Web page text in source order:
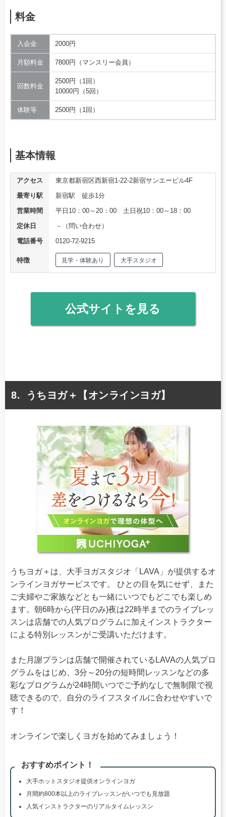
料金
入会金 2000円
月額料金 7800円（マンスリー会員）
回数料金
2500円（1回）
10000円（5回）
体験等 2500円（1回）
基本情報
アクセス
東京都新宿区西新宿1-22-2新宿サンエービル4F
最寄り駅
新宿駅 徒歩1分
営業時間
平日10：00～20：00 土日祝10：00～18：00
定休日
－（問い合わせ）
電話番号
0120-72-9215
特徴 見学・体験あり 大手スタジオ
公式サイトを見る
うちヨガ＋【オンラインヨガ】
うちヨガ＋は、大手ヨガスタジオ「LAVA」が提供するオ
ンラインヨガサービスです。 ひとの目を気にせず、また
ご夫婦やご家族などとも一緒にいつでもどこでも楽しめ
ます。朝6時から(平日のみ)夜は22時半までのライブレッ
スンは店舗での人気プログラムに加えインストラクター
による特別レッスンがご受講いただけます。
また月謝プランは店舗で開催されているLAVAの人気プロ
グラムをはじめ、3分～20分の短時間レッスンなどの多
彩なプログラムが24時間いつでご予約なしで無制限で視
聴できるので、自分のライフスタイルに合わせやすいで
す！
オンラインで楽しくヨガを始めてみましょう！
おすすめポイント！
大手ホットスタジオ提供オンラインヨガ
月間約800本以上のライブレッスンがいつでも見放題
人気インストラクターのリアルタイムレッスン